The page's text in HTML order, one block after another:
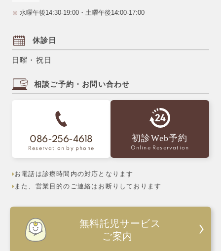
水曜午後14:30-19:00・土曜午後14:00-17:00
休診日
日曜・祝日
相談ご予約・お問い合わせ
086-256-4618
Reservation by phone
初診Web予約
Online Reservation
お電話は診療時間内の対応となります
また、営業目的のご連絡はお断りしております
無料託児サービス
ご案内